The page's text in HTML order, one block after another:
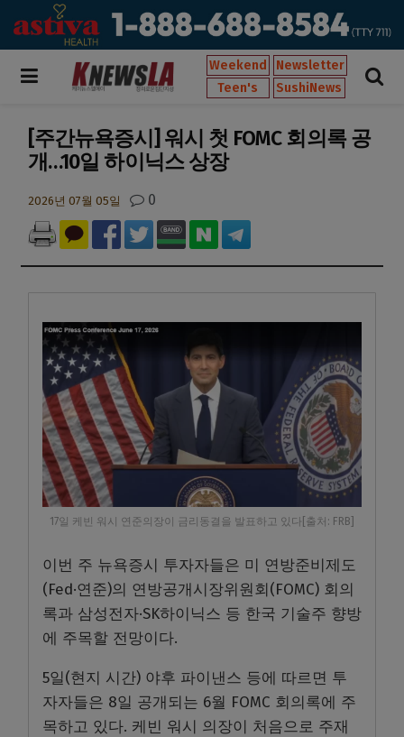
Weekend
Newsletter
Teen's
SushiNews
[주간뉴욕증시] 워시 첫 FOMC 회의록 공
개…10일 하이닉스 상장
2026년 07월 05일 0
17일 케빈 워시 연준의장이 금리동결을 발표하고 있다[출처: FRB]
이번 주 뉴욕증시 투자자들은 미 연방준비제도
(Fed·연준)의 연방공개시장위원회(FOMC) 회의
록과 삼성전자·SK하이닉스 등 한국 기술주 향방
에 주목할 전망이다.
5일(현지 시간) 야후 파이낸스 등에 따르면 투
자자들은 8일 공개되는 6월 FOMC 회의록에 주
목하고 있다. 케빈 워시 의장이 처음으로 주재